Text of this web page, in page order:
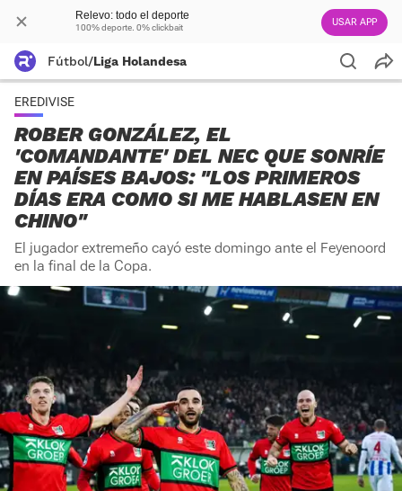
Relevo: todo el deporte
100% deporte. 0% clickbait USAR APP
Fútbol/Liga Holandesa
EREDIVISE
ROBER GONZÁLEZ, EL
'COMANDANTE' DEL NEC QUE SONRÍE
EN PAÍSES BAJOS: "LOS PRIMEROS
DÍAS ERA COMO SI ME HABLASEN EN
CHINO"
El jugador extremeño cayó este domingo ante el Feyenoord
en la final de la Copa.